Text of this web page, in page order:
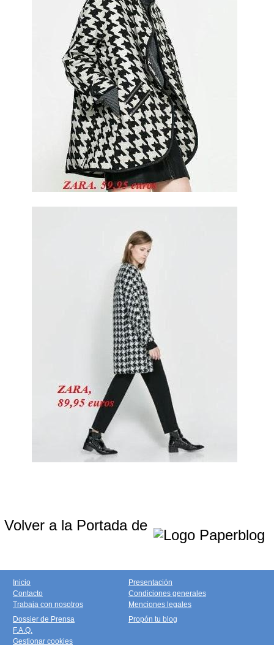
Volver a la Portada de
Inicio
Contacto
Trabaja con nosotros
Presentación
Condiciones generales
Menciones legales
Dossier de Prensa
F.A.Q.
Gestionar cookies
Propón tu blog